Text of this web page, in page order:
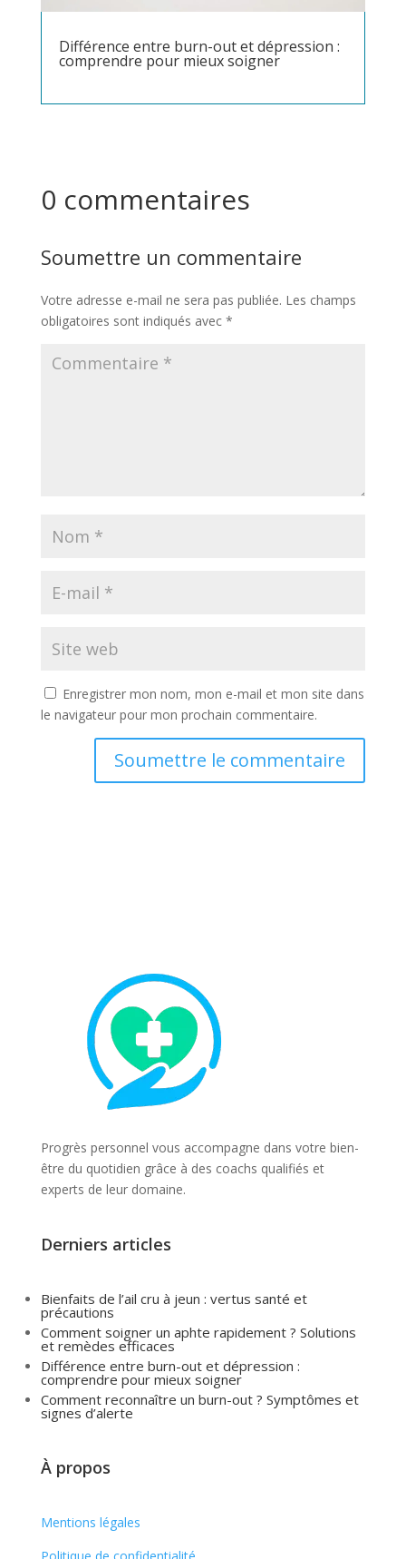
Différence entre burn-out et dépression :
comprendre pour mieux soigner
0 commentaires
Soumettre un commentaire
Votre adresse e-mail ne sera pas publiée. Les champs
obligatoires sont indiqués avec *
Enregistrer mon nom, mon e-mail et mon site dans
le navigateur pour mon prochain commentaire.
Soumettre le commentaire
Progrès personnel vous accompagne dans votre bien-
être du quotidien grâce à des coachs qualifiés et
experts de leur domaine.
Derniers articles
Bienfaits de l’ail cru à jeun : vertus santé et
précautions
Comment soigner un aphte rapidement ? Solutions
et remèdes efficaces
Différence entre burn-out et dépression :
comprendre pour mieux soigner
Comment reconnaître un burn-out ? Symptômes et
signes d’alerte
À propos
Mentions légales